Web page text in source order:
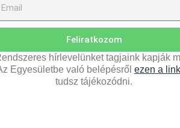
Feliratkozom
hírlevelünket tagjaink kapják
Egyesületbe való belépésről ezen a
tudsz tájékozódni.